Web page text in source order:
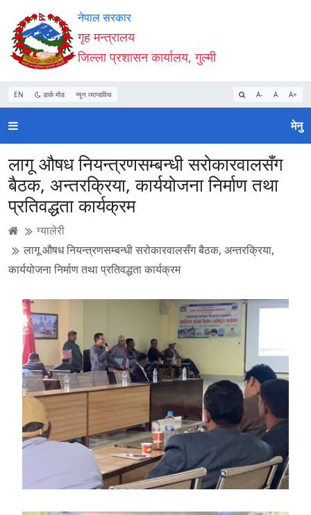
Accessibility
Mode
सुरु
गर्नुहोस्
सामाग्री
पढ्नुहाेस्
नेभिगेसन
पढ्नुहाेस्
वेबसाइट
खोजमा
जानुहोस्
नेपाल सरकार
गृह मन्त्रालय
जिल्ला प्रशासन कार्यालय, गुल्मी
EN डार्क मोड न्यून व्यान्डविथ A- A A+
मेनु
लागू औषध नियन्त्रणसम्बन्धी सरोकारवालसँग
बैठक, अन्तरक्रिया, कार्ययोजना निर्माण तथा
प्रतिवद्धता कार्यक्रम
ग्यालेरी
लागू औषध नियन्त्रणसम्बन्धी सरोकारवालसँग बैठक, अन्तरक्रिया,
कार्ययोजना निर्माण तथा प्रतिवद्धता कार्यक्रम